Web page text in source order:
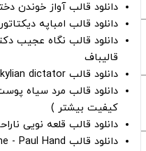
دانلود قالب آواز خوندن
دانلود قالب امباپه دیکتاتور
دانلود قالب نگاه عجیب
قالیباف
دانلود قالب kylian dictator
کیفیت بیشتر )
دانلود قالب قلعه نویی
دانلود قالب Oh Kevin De Bruyne - Paul Hand